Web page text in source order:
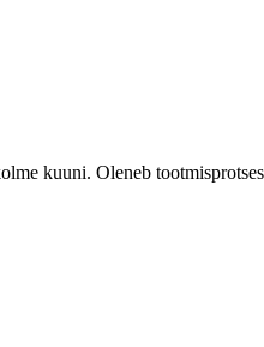
kuuni. Oleneb